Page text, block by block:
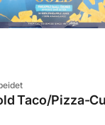
Taco/Pizza-